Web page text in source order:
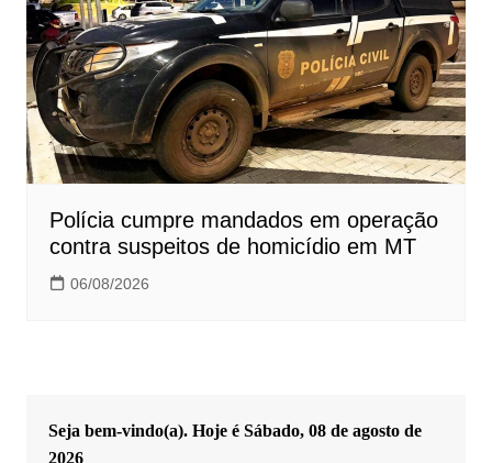
Polícia cumpre mandados em operação
contra suspeitos de homicídio em MT
06/08/2026
Seja bem-vindo(a). Hoje é Sábado, 08 de agosto de
2026